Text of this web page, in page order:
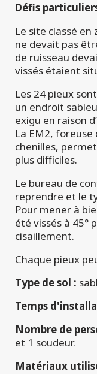
Défis
Le site classé
ne devait pas
de ruisseau
vissés étaient
Les 24 pieux
un endroit
exigu en raison
La EM2, foreuse
chenilles,
plus difficiles.
Le bureau de
reprendre et le
Pour mener à
été vissés à 45°
cisaillement.
Chaque pieux
Type de sol :
Temps
Nombre de
et 1 soudeur.
Matériaux